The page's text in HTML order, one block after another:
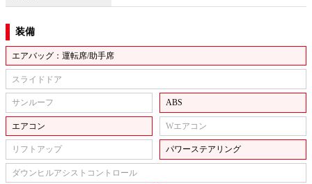
装備
エアバッグ：運転席/助手席
スライドドア
サンルーフ ABS
エアコン Wエアコン
リフトアップ パワーステアリング
ダウンヒルアシストコントロール